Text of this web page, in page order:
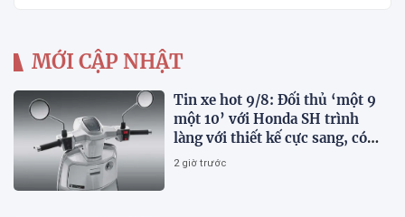
MỚI CẬP NHẬT
Tin xe hot 9/8: Đối thủ ‘một 9
một 10’ với Honda SH trình
làng với thiết kế cực sang, có
ABS 2 kênh, giá ‘mềm’
2 giờ trước